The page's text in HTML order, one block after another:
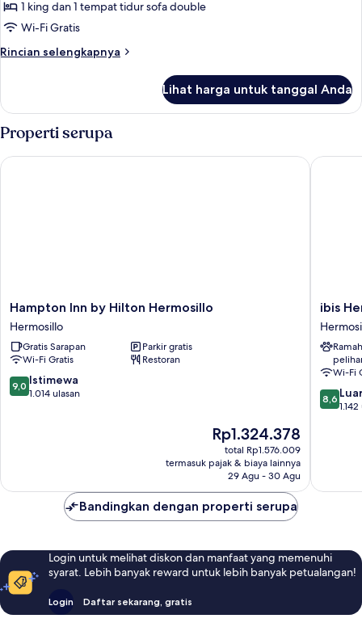
Sofa
1
Tempat
King
tidur
Sofa
1 king dan 1 tempat tidur sofa double
Wi-Fi Gratis
Rincian selengkapnya
Rincian
Kamar,
1
Tempat
Tidur
King
Lihat harga untuk tanggal Anda
Properti serupa
Hampton
Inn
by
Hilton
Hermosillo
Hermosillo
Hampton Inn by Hilton Hermosillo
Hermosillo
Gratis Sarapan
Parkir gratis
Wi-Fi Gratis
Restoran
9.0
dari
9,0 Istimewa
1.014 ulasan
Harga
sekarang
Rp1.324.378
Rp1.324.378
total Rp1.576.009
termasuk pajak & biaya lainnya
29 Agu - 30 Agu
Hampton Inn by Hilton Hermosillo
ibis
ibis
Wi-Fi
8.6
dari
8,6
ibis
Bandingkan dengan properti serupa
Login untuk melihat diskon dan manfaat yang memenuhi
syarat. Lebih banyak reward untuk lebih banyak petualangan!
Login Daftar sekarang, gratis